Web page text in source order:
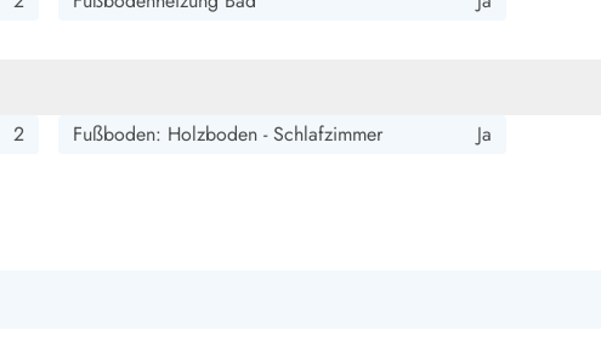
2 Fußboden: Holzboden - Schlafzimmer Ja